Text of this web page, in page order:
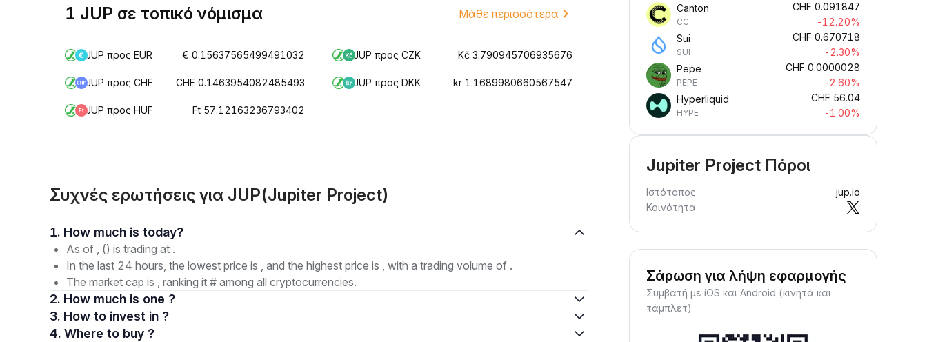
1 JUP σε τοπικό νόμισμα Μάθε περισσότερα
JUP προς EUR € 0.15637565499491032 JUP προς CZK Kč 3.790945706935676
JUP προς CHF CHF 0.1463954082485493 JUP προς DKK kr 1.1689980660567547
JUP προς HUF Ft 57.12163236793402
Συχνές ερωτήσεις για JUP(Jupiter Project)
1. How much is today?
As of , () is trading at .
In the last 24 hours, the lowest price is , and the highest price is , with a trading volume of .
The market cap is , ranking it # among all cryptocurrencies.
2. How much is one ?
3. How to invest in ?
4. Where to buy ?
Canton
CC
CHF 0.091847
-12.20%
Sui
SUI
CHF 0.670718
-2.30%
Pepe
PEPE
CHF 0.0000028
-2.60%
Hyperliquid
HYPE
CHF 56.04
-1.00%
Jupiter Project Πόροι
Ιστότοπος
jup.io
Κοινότητα
Σάρωση για λήψη εφαρμογής
Συμβατή με iOS και Android (κινητά και
τάμπλετ)